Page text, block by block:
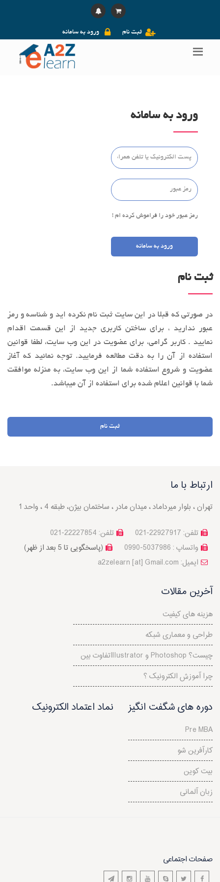
ورود به سامانه ثبت نام
ورود به سامانه
رمز عبور خود را فراموش کرده ام !
ورود به سامانه
ثبت نام
در صورتی که قبلا در این سایت ثبت نام نکرده اید و شناسه و رمز
عبور ندارید ، برای ساختن کاربری جدید از این قسمت اقدام
نمایید . کاربر گرامی، براي عضویت در این وب‌ سایت، لطفا قوانین
استفاده از آن را به‌ دقت مطالعه فرماييد. توجه نمائید كه آغاز
عضويت و شروع استفاده شما از این وب‌ سایت، به منزله موافقت
شما با قوانین اعلام ‌شده برای استفاده از آن میباشد.
ثبت نام
ارتباط با ما
تهران ، بلوار میرداماد ، میدان مادر ، ساختمان بیژن، طبقه 4 ، واحد 1
تلفن: 22227854-021
تلفن: 22927917-021
(پاسخگویی تا 5 بعد از ظهر)
واتساپ : 5037986-0990
a2zelearn [at] Gmail.com :ایمیل
آخرین مقالات
هزینه های کیفیت
طراحی و معماری شبکه
تفاوت بینIllustrator و Photoshop چیست؟
چرا آموزش الکترونیک ؟
دوره های شگفت انگیز
Pre MBA
کارآفرین شو
بیت کوین
زبان آلمانی
نماد اعتماد الکترونیک
صفحات اجتماعی